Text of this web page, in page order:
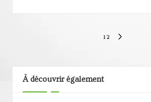
publications
1 2
À découvrir également